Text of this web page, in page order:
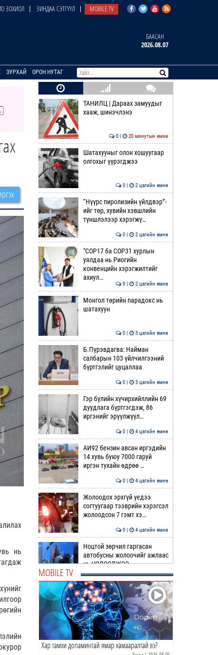
ЗОХИОЛ ЗИНДАА СЭТГҮҮЛ MOBILE TV
БААСАН
2026.08.07
ЗУРХАЙ ОРОН НУТАГ
нь
ТАНИЛЦ | Дараах замуудыг
хааж, шинэчлэнэ
0 | 20 минутын өмнө
Шатахууныг олон хошуугаар
олгохыг үүрэгджээ
0 | 2 цагийн өмнө
“Нүүрс пиролизийн үйлдвэр”-
ийг төр, хувийн хэвшлийн
түншлэлээр хэрэгжү…
0 | 2 цагийн өмнө
"COP17 ба COP31 хурлын
уялдаа нь Риогийн
конвенцийн хэрэгжилтийг
ахиул…
0 | 2 цагийн өмнө
Монгол төрийн парадокс нь
шатахуун
0 | 3 цагийн өмнө
Б.Пүрэвдагва: Найман
салбарын 103 үйлчилгээний
бүртгэлийг цуцаллаа
0 | 3 цагийн өмнө
Гэр бүлийн хүчирхийллийн 69
дуудлага бүртгэгдэж, 86
иргэнийг эрүүлжүүл…
0 | 4 цагийн өмнө
АИ92 бензин авсан иргэдийн
14 хувь буюу 7000 гаруй
иргэн тухайн өдрөө …
0 | 4 цагийн өмнө
Жолоодох эрхгүй үедээ
согтуугаар тээврийн хэрэгсэл
жолоодсон 7 гэмт хэ…
0 | 4 цагийн өмнө
Ноцтой зөрчил гаргасан
автобусны жолоочийг ажлаас
нь ЧӨЛӨӨЛЖЭЭ
“Цалинтай ээж”-ийн 50
мянган төгрөгийг 500 мянга
болгох өргөдлийг дахи…
1 | 5 цагийн өмнө
Долоодугаар сард 709,503
MOBILE TV
Хар тамхи допаминтай ямар хамааралтай вэ?